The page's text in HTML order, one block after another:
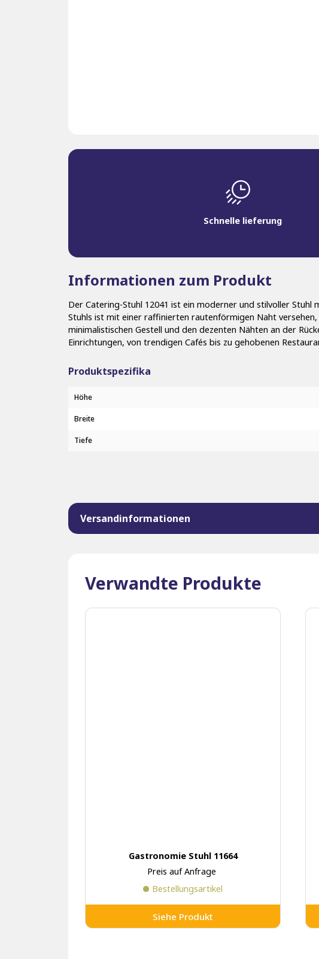
Schnelle lieferung
Informationen zum Produkt
Der Catering-Stuhl 12041 ist ein moderner und stilvoller Stuhl
Stuhls ist mit einer raffinierten rautenförmigen Naht
minimalistischen Gestell und den dezenten Nähten an der
Einrichtungen, von trendigen Cafés bis zu gehobenen
Produktspezifika
Höhe
Breite
Tiefe
Versandinformationen
Verwandte Produkte
Gastronomie Stuhl 11664
Preis auf Anfrage
Bestellungsartikel
Siehe Produkt